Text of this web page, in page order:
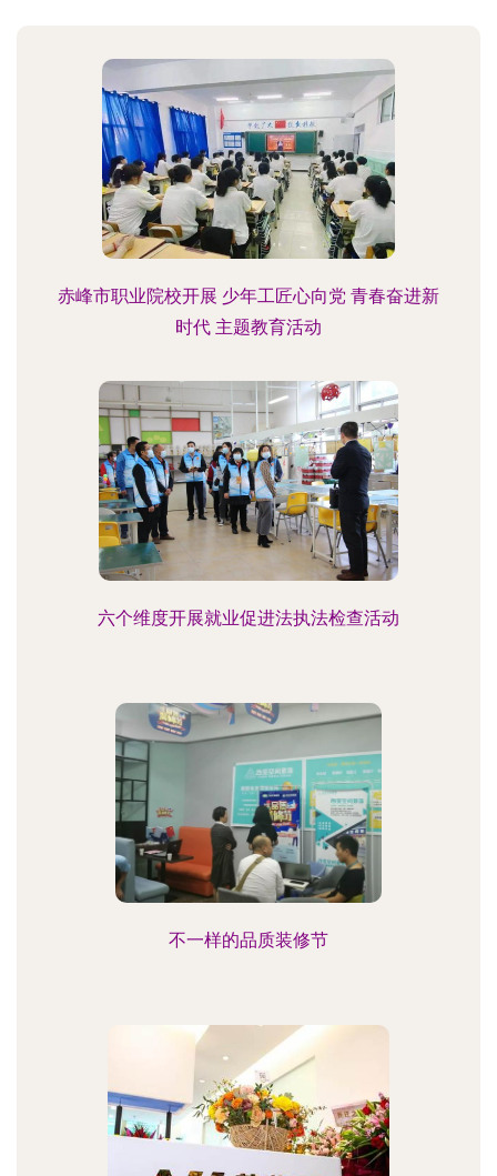
赤峰市职业院校开展 少年工匠心向党 青春奋进新
时代 主题教育活动
六个维度开展就业促进法执法检查活动
不一样的品质装修节